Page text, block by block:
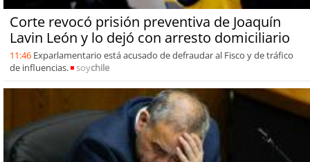
Corte revocó prisión preventiva de Joaquín
Lavin León y lo dejó con arresto domiciliario
11:46 Exparlamentario está acusado de defraudar al Fisco y de tráfico
de influencias.
soychile